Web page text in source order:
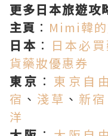
更多日本旅遊攻
主頁 ： Mimi韓
日本 ： 日本必
貨藥妝優惠券
東京 ： 東京自
宿 、 淺草 、 新宿
洋